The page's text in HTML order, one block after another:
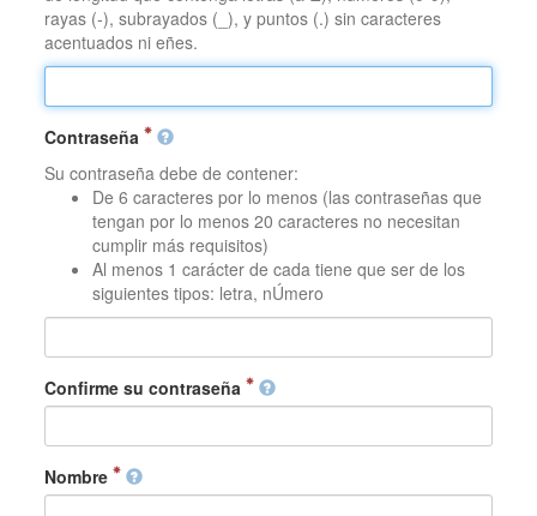
rayas (-), subrayados (_), y puntos (.) sin caracteres
acentuados ni eñes.
Contraseña
Su contraseña debe de contener:
De 6 caracteres por lo menos (las contraseñas que
tengan por lo menos 20 caracteres no necesitan
cumplir más requisitos)
Al menos 1 carácter de cada tiene que ser de los
siguientes tipos: letra, nÚmero
Confirme su contraseña
Nombre